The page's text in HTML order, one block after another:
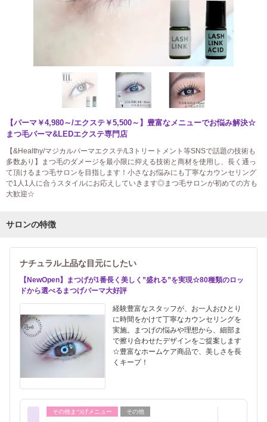
【パーマ￥4,980～/エクステ￥5,500～】豊富なメニューでお悩み解決☆
まつ毛パーマ&LEDエクステ専門店
【&Healthy/マジカルパーマエクステ/L3トリートメント等SNSで話題の技術も
多数あり】まつ毛のダメージを最小限に抑える技術と商材を使用し、長く通っ
て頂けるまつ毛サロンを目指します！小さなお悩みにも丁寧なカウンセリング
で1人1人に合うスタイルにお応えしていきます◎まつ毛サロンが初めての方も
大歓迎☆
サロンの特徴
ナチュラル上品な目元にしたい
【NewOpen】まつげが1番長く美しく”盛れる”を実現☆80種類のロッ
ドから選べるまつげパーマ大好評
経験豊富なスタッフが、お一人おひとり
に時間をかけて丁寧なカウンセリングを
実施。まつげの悩みや理想から、細部ま
で擦り合わせたデザインをご提案します
☆豊富なホームケア商品で、美しさを長
くキープ！
その他まつげメニュー その他